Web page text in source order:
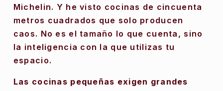
Michelin. Y he visto cocinas de cincuenta
metros cuadrados que solo producen
caos. No es el tamaño lo que cuenta, sino
la inteligencia con la que utilizas tu
espacio.
Las cocinas pequeñas exigen grandes